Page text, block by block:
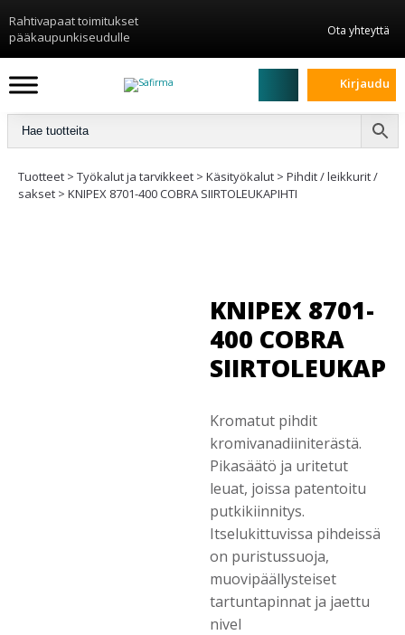
Rahtivapaat toimitukset
pääkaupunkiseudulle
Ota yhteyttä
Kirjaudu
Tuotteet > Työkalut ja tarvikkeet > Käsityökalut > Pihdit / leikkurit /
sakset > KNIPEX 8701-400 COBRA SIIRTOLEUKAPIHTI
KNIPEX 8701-
400 COBRA
Kromatut pihdit
kromivanadiiniterästä.
Pikasäätö ja uritetut
leuat, joissa patentoitu
putkikiinnitys.
Itselukittuvissa pihdeissä
on puristussuoja,
muovipäällysteiset
tartuntapinnat ja jaettu
nivel